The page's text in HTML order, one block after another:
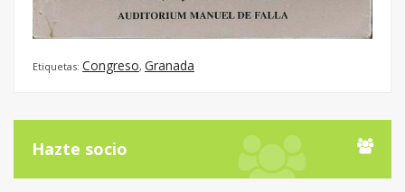
Etiquetas: Congreso, Granada
Hazte socio